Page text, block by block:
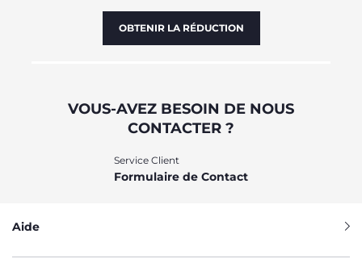
OBTENIR LA RÉDUCTION
VOUS-AVEZ BESOIN DE NOUS
CONTACTER ?
Service Client
Formulaire de Contact
Aide